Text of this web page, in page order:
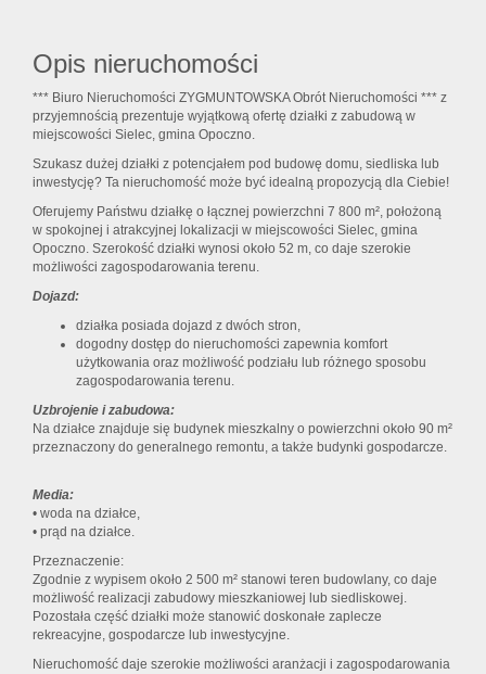
Opis nieruchomości
*** Biuro Nieruchomości ZYGMUNTOWSKA Obrót Nieruchomości *** z
przyjemnością prezentuje wyjątkową ofertę działki z zabudową w
miejscowości Sielec, gmina Opoczno.
Szukasz dużej działki z potencjałem pod budowę domu, siedliska lub
inwestycję? Ta nieruchomość może być idealną propozycją dla Ciebie!
Oferujemy Państwu działkę o łącznej powierzchni 7 800 m², położoną
w spokojnej i atrakcyjnej lokalizacji w miejscowości Sielec, gmina
Opoczno. Szerokość działki wynosi około 52 m, co daje szerokie
możliwości zagospodarowania terenu.
Dojazd:
działka posiada dojazd z dwóch stron,
dogodny dostęp do nieruchomości zapewnia komfort
użytkowania oraz możliwość podziału lub różnego sposobu
zagospodarowania terenu.
Uzbrojenie i zabudowa:
Na działce znajduje się budynek mieszkalny o powierzchni około 90 m²
przeznaczony do generalnego remontu, a także budynki gospodarcze.
Media:
• woda na działce,
• prąd na działce.
Przeznaczenie:
Zgodnie z wypisem około 2 500 m² stanowi teren budowlany, co daje
możliwość realizacji zabudowy mieszkaniowej lub siedliskowej.
Pozostała część działki może stanowić doskonałe zaplecze
rekreacyjne, gospodarcze lub inwestycyjne.
Nieruchomość daje szerokie możliwości aranżacji i zagospodarowania